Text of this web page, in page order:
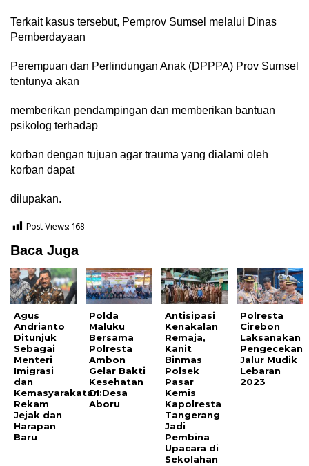
Terkait kasus tersebut, Pemprov Sumsel melalui Dinas
Pemberdayaan
Perempuan dan Perlindungan Anak (DPPPA) Prov Sumsel
tentunya akan
memberikan pendampingan dan memberikan bantuan
psikolog terhadap
korban dengan tujuan agar trauma yang dialami oleh
korban dapat
dilupakan.
Post Views: 168
Baca Juga
Agus
Andrianto
Ditunjuk
Sebagai
Menteri
Imigrasi
dan
Kemasyarakatan:
Rekam
Jejak dan
Harapan
Baru
Polda
Maluku
Bersama
Polresta
Ambon
Gelar Bakti
Kesehatan
DI Desa
Aboru
Antisipasi
Kenakalan
Remaja,
Kanit
Binmas
Polsek
Pasar
Kemis
Kapolresta
Tangerang
Jadi
Pembina
Upacara di
Sekolahan
Polresta
Cirebon
Laksanakan
Pengecekan
Jalur Mudik
Lebaran
2023